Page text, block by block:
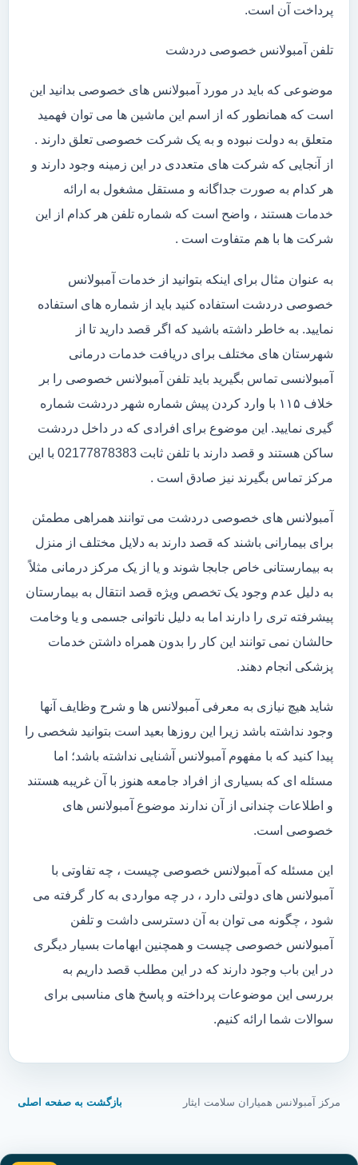
پرداخت آن است.
تلفن آمبولانس خصوصی دردشت
موضوعی که باید در مورد آمبولانس های خصوصی بدانید این
است که همانطور که از اسم این ماشین ها می توان فهمید
متعلق به دولت نبوده و به یک شرکت خصوصی تعلق دارند .
از آنجایی که شرکت های متعددی در این زمینه وجود دارند و
هر کدام به صورت جداگانه و مستقل مشغول به ارائه
خدمات هستند ، واضح است که شماره تلفن هر کدام از این
شرکت ها با هم متفاوت است .
به عنوان مثال برای اینکه بتوانید از خدمات آمبولانس
خصوصی دردشت استفاده کنید باید از شماره های استفاده
نمایید. به خاطر داشته باشید که اگر قصد دارید تا از
شهرستان های مختلف برای دریافت خدمات درمانی
آمبولانسی تماس بگیرید باید تلفن آمبولانس خصوصی را بر
خلاف ۱۱۵ با وارد کردن پیش شماره شهر دردشت شماره
گیری نمایید. این موضوع برای افرادی که در داخل دردشت
ساکن هستند و قصد دارند با تلفن ثابت 02177878383 با این
مرکز تماس بگیرند نیز صادق است .
آمبولانس های خصوصی دردشت می توانند همراهی مطمئن
برای بیمارانی باشند که قصد دارند به دلایل مختلف از منزل
به بیمارستانی خاص جابجا شوند و یا از یک مرکز درمانی مثلاً
به دلیل عدم وجود یک تخصص ویژه قصد انتقال به بیمارستان
پیشرفته تری را دارند اما به دلیل ناتوانی جسمی و یا وخامت
حالشان نمی توانند این کار را بدون همراه داشتن خدمات
پزشکی انجام دهند.
شاید هیچ نیازی به معرفی آمبولانس ها و شرح وظایف آنها
وجود نداشته باشد زیرا این روزها بعید است بتوانید شخصی را
پیدا کنید که با مفهوم آمبولانس آشنایی نداشته باشد؛ اما
مسئله ای که بسیاری از افراد جامعه هنوز با آن غریبه هستند
و اطلاعات چندانی از آن ندارند موضوع آمبولانس های
خصوصی است.
این مسئله که آمبولانس خصوصی چیست ، چه تفاوتی با
آمبولانس های دولتی دارد ، در چه مواردی به کار گرفته می
شود ، چگونه می توان به آن دسترسی داشت و تلفن
آمبولانس خصوصی چیست و همچنین ابهامات بسیار دیگری
در این باب وجود دارند که در این مطلب قصد داریم به
بررسی این موضوعات پرداخته و پاسخ های مناسبی برای
سوالات شما ارائه کنیم.
مرکز آمبولانس همیاران سلامت ایثار بازگشت به صفحه اصلی